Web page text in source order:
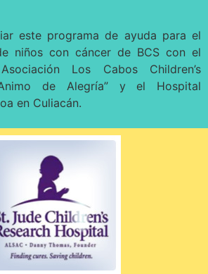
este programa de ayuda para el
niños con cáncer de BCS con el
Los Cabos Children’s
de Alegría” y el Hospital
en Culiacán.